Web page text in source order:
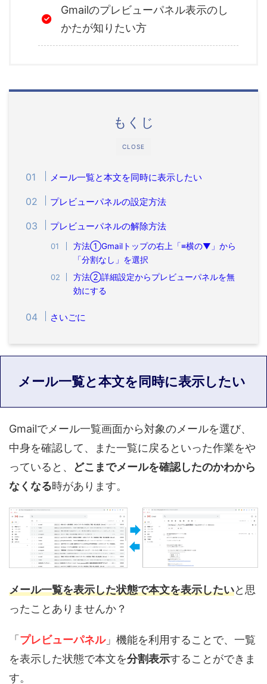
Gmailのプレビューパネル表示のし
かたが知りたい方
CLOSE
もくじ
メール一覧と本文を同時に表示したい
プレビューパネルの設定方法
プレビューパネルの解除方法
方法①Gmailトップの右上「≡横の▼」から
「分割なし」を選択
方法②詳細設定からプレビューパネルを無
効にする
さいごに
メール一覧と本文を同時に表示したい
Gmailでメール一覧画面から対象のメールを選び、
中身を確認して、また一覧に戻るといった作業をや
っていると、
どこまでメールを確認したのかわから
なくなる時があります。
メール一覧を表示した状態で本文を表示したいと思
ったことありませんか？
「プレビューパネル」機能を利用することで、一覧
を表示した状態で本文を分割表示することができま
す。